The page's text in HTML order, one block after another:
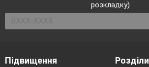
розкладку)
Підвищення
Розділи